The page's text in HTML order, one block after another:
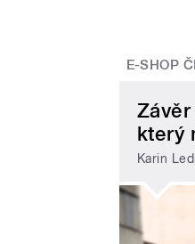
E-SHOP
který
Karin